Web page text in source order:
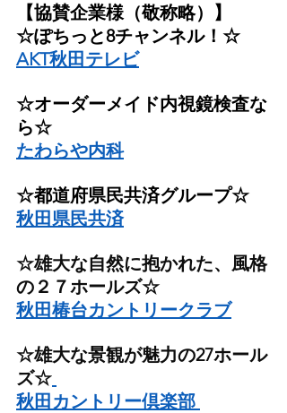
【協賛企業様（敬称略）】
☆ぽちっと8チャンネル！☆
AKT秋田テレビ
☆オーダーメイド内視鏡検査な
ら☆
たわらや内科
☆都道府県民共済グループ☆
秋田県民共済
☆雄大な自然に抱かれた、風格
の２７ホールズ☆
秋田椿台カントリークラブ
☆雄大な景観が魅力の27ホール
ズ☆
秋田カントリー倶楽部